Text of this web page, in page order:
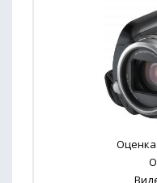
Оценка: